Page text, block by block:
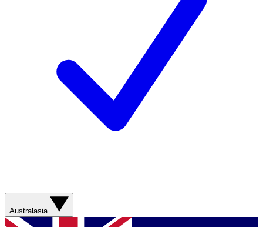
Australasia